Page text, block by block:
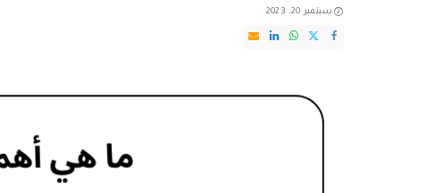
سبتمبر 20, 2023